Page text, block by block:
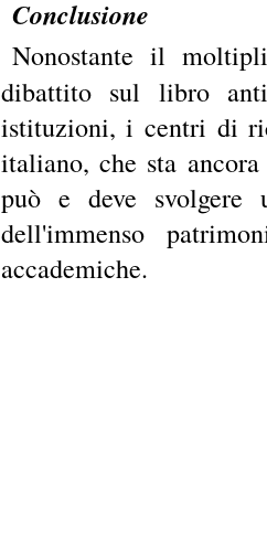
Conclusione
Nonostante il
dibattito sul libro
istituzioni, i centri di
italiano, che sta
può e deve svolgere
dell'immenso
accademiche.